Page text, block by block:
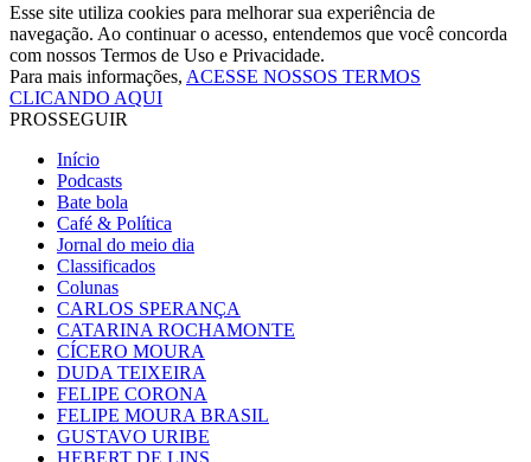
Esse site utiliza cookies para melhorar sua experiência de
navegação. Ao continuar o acesso, entendemos que você concorda
com nossos Termos de Uso e Privacidade.
Para mais informações, ACESSE NOSSOS TERMOS
CLICANDO AQUI
PROSSEGUIR
Início
Podcasts
Bate bola
Café & Política
Jornal do meio dia
Classificados
Colunas
CARLOS SPERANÇA
CATARINA ROCHAMONTE
CÍCERO MOURA
DUDA TEIXEIRA
FELIPE CORONA
FELIPE MOURA BRASIL
GUSTAVO URIBE
HEBERT DE LINS